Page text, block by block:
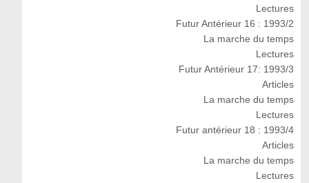
Lectures
Futur Antérieur 16 : 1993/2
La marche du temps
Lectures
Futur Antérieur 17: 1993/3
Articles
La marche du temps
Lectures
Futur antérieur 18 : 1993/4
Articles
La marche du temps
Lectures